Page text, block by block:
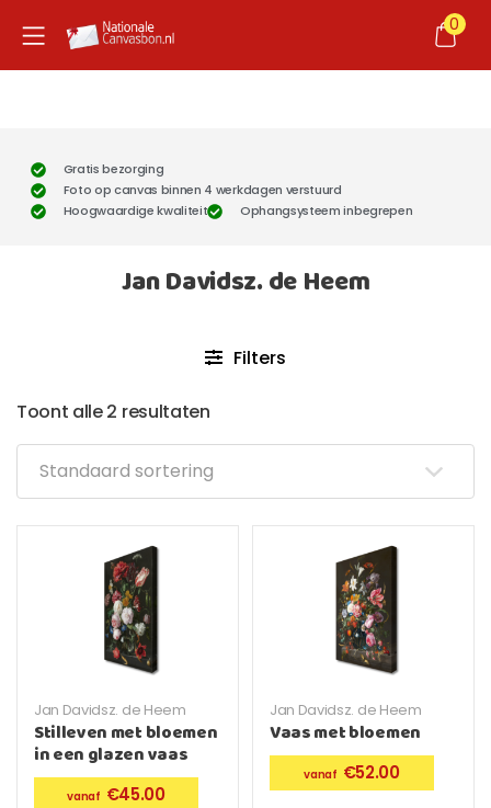
0
Gratis bezorging
Foto op canvas binnen 4 werkdagen verstuurd
Hoogwaardige kwaliteit
Ophangsysteem inbegrepen
Jan Davidsz. de Heem
Filters
Toont alle 2 resultaten
Jan Davidsz. de Heem
Stilleven met bloemen
in een glazen vaas
€45.00
Jan Davidsz. de Heem
Vaas met bloemen
€52.00